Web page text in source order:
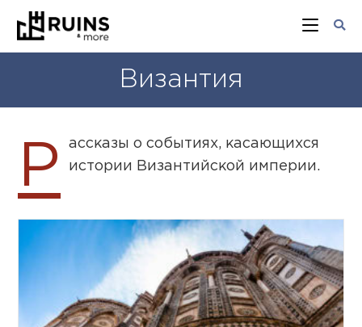
Византия
Р
ассказы о событиях, касающихся
истории Византийской империи.